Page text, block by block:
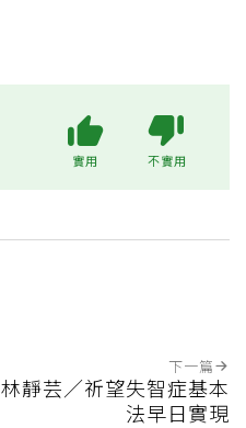
實用 不實用
下一篇
林靜芸／祈望失智症基本
法早日實現